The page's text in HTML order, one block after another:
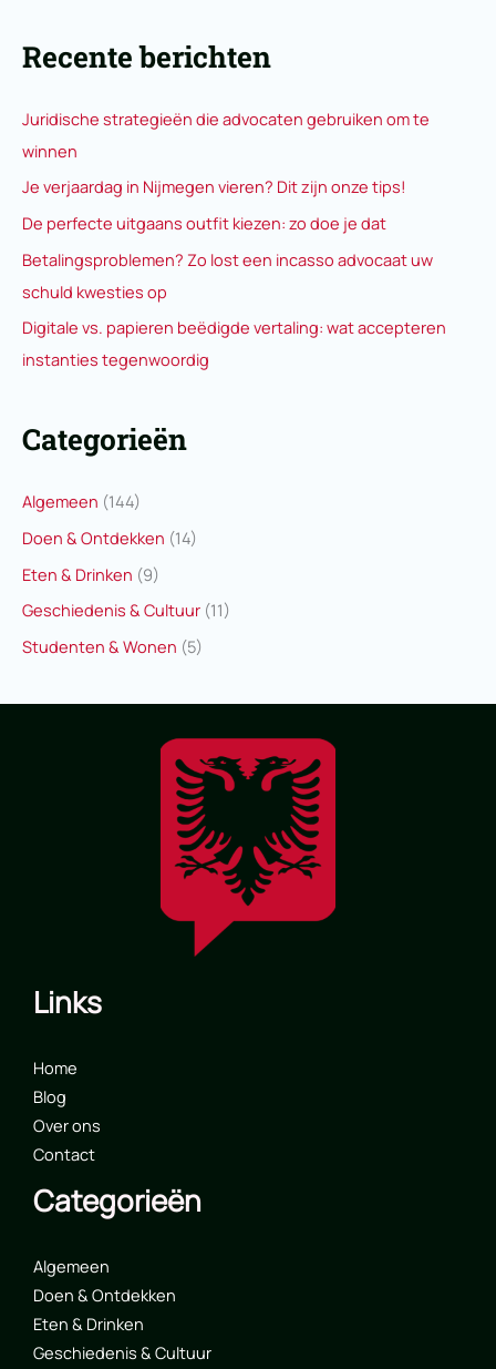
Recente berichten
Juridische strategieën die advocaten gebruiken om te
winnen
Je verjaardag in Nijmegen vieren? Dit zijn onze tips!
De perfecte uitgaans outfit kiezen: zo doe je dat
Betalingsproblemen? Zo lost een incasso advocaat uw
schuld kwesties op
Digitale vs. papieren beëdigde vertaling: wat accepteren
instanties tegenwoordig
Categorieën
Algemeen (144)
Doen & Ontdekken (14)
Eten & Drinken (9)
Geschiedenis & Cultuur (11)
Studenten & Wonen (5)
Links
Home
Blog
Over ons
Contact
Categorieën
Algemeen
Doen & Ontdekken
Eten & Drinken
Geschiedenis & Cultuur